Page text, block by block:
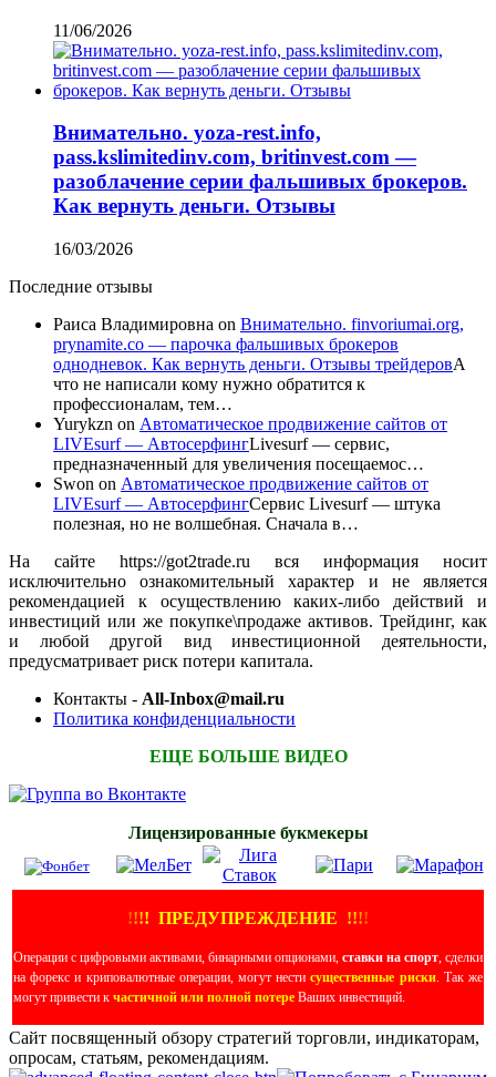
11/06/2026
Внимательно. yoza-rest.info,
pass.kslimitedinv.com, britinvest.com —
разоблачение серии фальшивых брокеров.
Как вернуть деньги. Отзывы
16/03/2026
Последние отзывы
Раиса Владимировна on Внимательно. finvoriumai.org,
prynamite.co — парочка фальшивых брокеров
однодневок. Как вернуть деньги. Отзывы трейдеровА
что не написали кому нужно обратится к
профессионалам, тем…
Yurykzn on Автоматическое продвижение сайтов от
LIVEsurf — АвтосерфингLivesurf — сервис,
предназначенный для увеличения посещаемос…
Swon on Автоматическое продвижение сайтов от
LIVEsurf — АвтосерфингСервис Livesurf — штука
полезная, но не волшебная. Сначала в…
На сайте https://got2trade.ru вся информация носит
исключительно ознакомительный характер и не является
рекомендацией к осуществлению каких-либо действий и
инвестиций или же покупке\продаже активов. Трейдинг, как
и любой другой вид инвестиционной деятельности,
предусматривает риск потери капитала.
Контакты - All-Inbox@mail.ru
Политика конфиденциальности
ЕЩЕ БОЛЬШЕ ВИДЕО
Лицензированные букмекеры
!!!! ПРЕДУПРЕЖДЕНИЕ !!!!
Операции с цифровыми активами, бинарными опционами, ставки на спорт, сделки
на форекс и криповалютные операции, могут нестисущественные риски. Так же
могут привести к частичной или полной потере Ваших инвестиций.
Сайт посвященный обзору стратегий торговли, индикаторам,
опросам, статьям, рекомендациям.